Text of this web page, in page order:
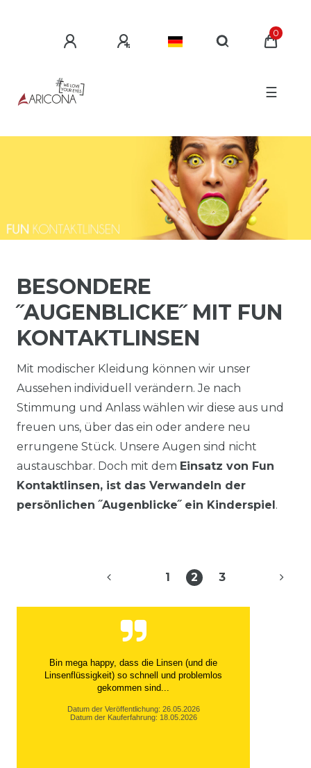
0
☰
BESONDERE
˝AUGENBLICKE˝ MIT FUN
KONTAKTLINSEN
Mit modischer Kleidung können wir unser
Aussehen individuell verändern. Je nach
Stimmung und Anlass wählen wir diese aus und
freuen uns, über das ein oder andere neu
errungene Stück. Unsere Augen sind nicht
austauschbar. Doch mit dem Einsatz von Fun
Kontaktlinsen, ist das Verwandeln der
persönlichen ˝Augenblicke˝ ein Kinderspiel.
1 2 3
Bin mega happy, dass die Linsen (und die
Linsenflüssigkeit) so schnell und problemlos
gekommen sind...
Datum der Veröffentlichung: 26.05.2026
Datum der Kauferfahrung: 18.05.2026